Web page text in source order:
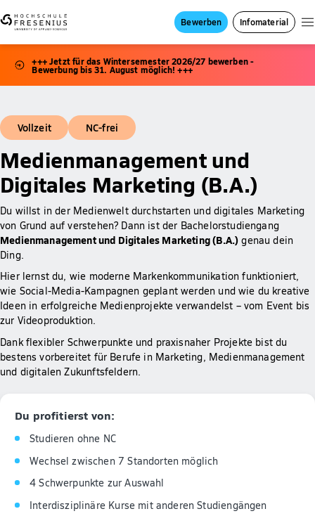
Bewerben Infomaterial
+++ Jetzt für das Wintersemester 2026/27 bewerben -
Bewerbung bis 31. August möglich! +++
Vollzeit NC-frei
Medienmanagement und
Digitales Marketing (B.A.)
Du willst in der Medienwelt durchstarten und digitales Marketing
von Grund auf verstehen? Dann ist der Bachelorstudiengang
Medienmanagement und Digitales Marketing (B.A.) genau dein
Ding.
Hier lernst du, wie moderne Markenkommunikation funktioniert,
wie Social-Media-Kampagnen geplant werden und wie du kreative
Ideen in erfolgreiche Medienprojekte verwandelst – vom Event bis
zur Videoproduktion.
Dank flexibler Schwerpunkte und praxisnaher Projekte bist du
bestens vorbereitet für Berufe in Marketing, Medienmanagement
und digitalen Zukunftsfeldern.
Du profitierst von:
Studieren ohne NC
Wechsel zwischen 7 Standorten möglich
4 Schwerpunkte zur Auswahl
Interdisziplinäre Kurse mit anderen Studiengängen